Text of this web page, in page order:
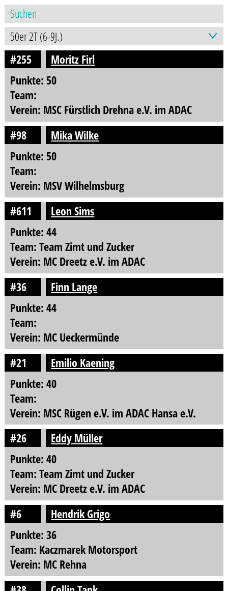
#255
Moritz Firl
Punkte: 50
Team:
Verein: MSC Fürstlich Drehna e.V. im ADAC
#98
Mika Wilke
Punkte: 50
Team:
Verein: MSV Wilhelmsburg
#611
Leon Sims
Punkte: 44
Team: Team Zimt und Zucker
Verein: MC Dreetz e.V. im ADAC
#36
Finn Lange
Punkte: 44
Team:
Verein: MC Ueckermünde
#21
Emilio Kaening
Punkte: 40
Team:
Verein: MSC Rügen e.V. im ADAC Hansa e.V.
#26
Eddy Müller
Punkte: 40
Team: Team Zimt und Zucker
Verein: MC Dreetz e.V. im ADAC
#6
Hendrik Grigo
Punkte: 36
Team: Kaczmarek Motorsport
Verein: MC Rehna